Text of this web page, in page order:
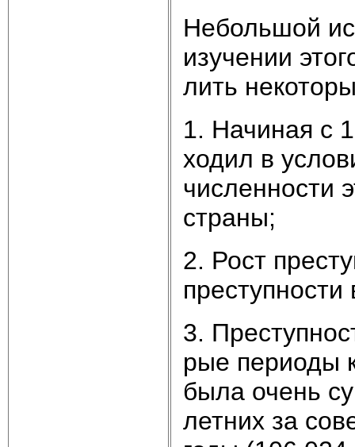
Не­боль­шой
изу­че­нии
лить
1. На­чи­ная с
хо­дил в
чис­лен­но­сти
стра­ны;
2. Рост
3.
рые пе­рио­ды
бы­ла очень
лет­них за